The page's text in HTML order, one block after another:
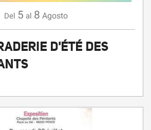
Del 5 al 8 Agosto
D'ÉTÉ DES